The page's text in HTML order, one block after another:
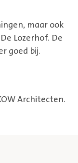
maar ook
Lozerhof. De
goed bij.
Architecten.